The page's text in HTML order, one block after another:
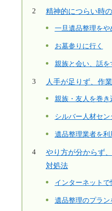
精神的につらい時
一旦遺品整理をや
お墓参りに行く
親族と会い、話を
人手が足りず、作
親族・友人を巻き
シルバー人材セン
遺品整理業者を利
やり方が分からず
対処法
インターネットで
遺品整理のプラン